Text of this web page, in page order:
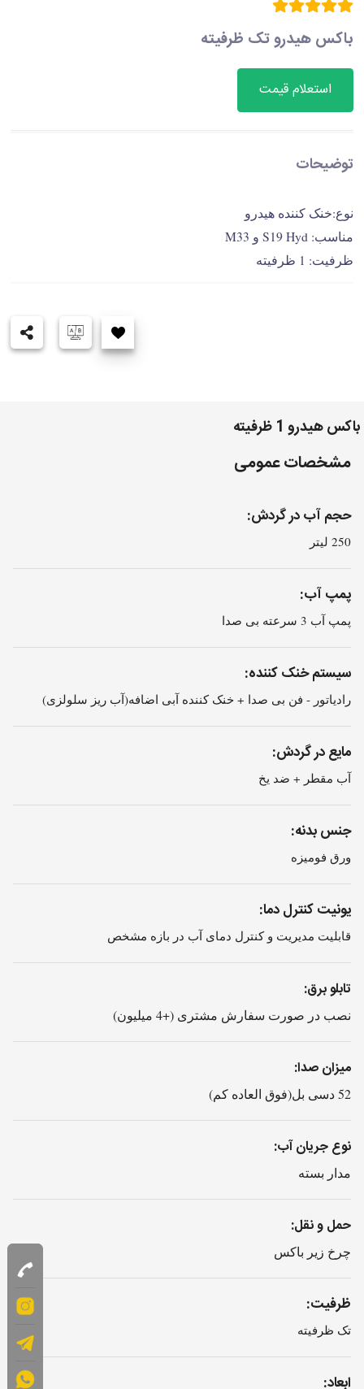
باکس هیدرو تک ظرفیته
استعلام قیمت
توضیحات
نوع:خنک کننده هیدرو
مناسب: S19 Hyd و M33
ظرفیت: 1 ظرفیته
باکس هیدرو 1 ظرفیته
مشخصات عمومی
حجم آب در گردش:
250 لیتر
پمپ آب:
پمپ آب 3 سرعته بی صدا
سیستم خنک کننده:
رادیاتور - فن بی صدا + خنک کننده آبی اضافه(آب ریز سلولزی)
مایع در گردش:
آب مقطر + ضد یخ
جنس بدنه:
ورق فومیزه
یونیت کنترل دما:
قابلیت مدیریت و کنترل دمای آب در بازه مشخص
تابلو برق:
نصب در صورت سفارش مشتری (+4 میلیون)
میزان صدا:
52 دسی بل(فوق العاده کم)
نوع جریان آب:
مدار بسته
حمل و نقل:
چرخ زیر باکس
ظرفیت:
تک ظرفیته
ابعاد: